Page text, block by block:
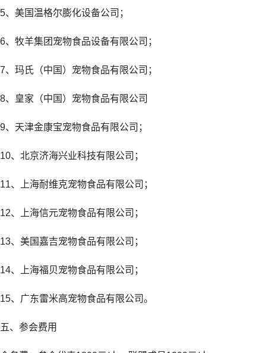
5、美国温格尔膨化设备公司；
6、牧羊集团宠物食品设备有限公司；
7、玛氏（中国）宠物食品有限公司；
8、皇家（中国）宠物食品有限公司
9、天津金康宝宠物食品有限公司；
10、北京济海兴业科技有限公司；
11、上海耐维克宠物食品有限公司；
12、上海信元宠物食品有限公司；
13、美国嘉吉宠物食品有限公司；
14、上海福贝宠物食品有限公司；
15、广东雷米高宠物食品有限公司。
五、参会费用